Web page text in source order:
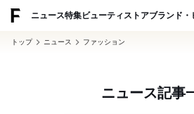
ニュース特集ビューティ ストアブランド・
トップ ニュース ファッション
ニュース記事